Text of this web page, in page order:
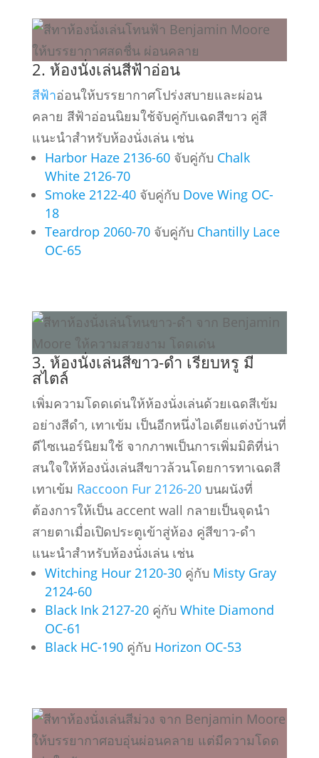
2. ห้องนั่งเล่นสีฟ้าอ่อน
สีฟ้าอ่อนให้บรรยากาศโปร่งสบายและผ่อน
คลาย สีฟ้าอ่อนนิยมใช้จับคู่กับเฉดสีขาว คู่สี
แนะนำสำหรับห้องนั่งเล่น เช่น
Harbor Haze 2136-60จับคู่กับ Chalk
White 2126-70
Smoke 2122-40จับคู่กับ Dove Wing OC-
18
Teardrop 2060-70จับคู่กับ Chantilly Lace
OC-65
3. ห้องนั่งเล่นสีขาว-ดำ เรียบหรู มี
สไตล์
เพิ่มความโดดเด่นให้ห้องนั่งเล่นด้วยเฉดสีเข้ม
อย่างสีดำ, เทาเข้ม เป็นอีกหนึ่งไอเดียแต่งบ้านที่
ดีไซเนอร์นิยมใช้ จากภาพเป็นการเพิ่มมิติที่น่า
สนใจให้ห้องนั่งเล่นสีขาวล้วนโดยการทาเฉดสี
เทาเข้ม Raccoon Fur 2126-20 บนผนังที่
ต้องการให้เป็น accent wall กลายเป็นจุดนำ
สายตาเมื่อเปิดประตูเข้าสู่ห้อง คู่สีขาว-ดำ
แนะนำสำหรับห้องนั่งเล่น เช่น
Witching Hour 2120-30คู่กับ Misty Gray
2124-60
Black Ink 2127-20คู่กับ White Diamond
OC-61
Black HC-190คู่กับ Horizon OC-53